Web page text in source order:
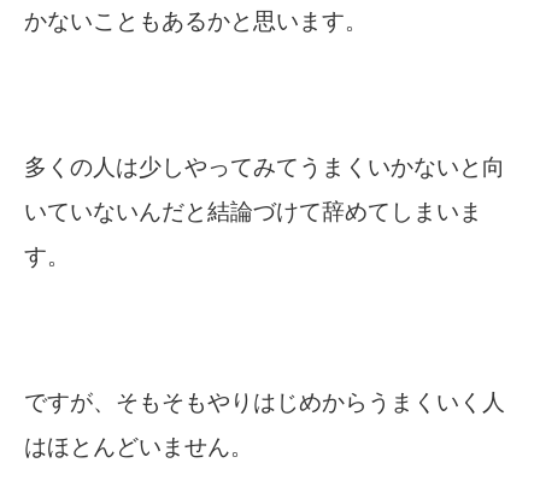
かないこともあるかと思います。
多くの人は少しやってみてうまくいかないと向
いていないんだと結論づけて辞めてしまいま
す。
ですが、そもそもやりはじめからうまくいく人
はほとんどいません。